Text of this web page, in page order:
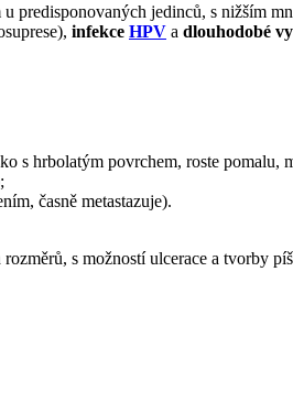
predisponovaných jedinců, s nižším
infekce HPV a dlouhodobé
s hrbolatým povrchem, roste pomalu,
časně metastazuje).
s možností ulcerace a tvorby